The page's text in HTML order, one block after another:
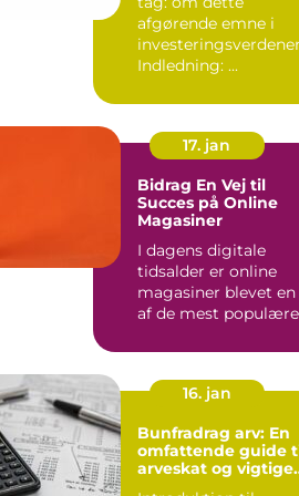
afgørende emne i
Indledning: ...
17. jan
Bidrag En Vej til
Succes på Online
Magasiner
I dagens digitale
tidsalder er online
magasiner blevet en
af de mest populære
platfo...
16. jan
Bunfradrag arv: En
omfattende guide
arveskat og vigtige